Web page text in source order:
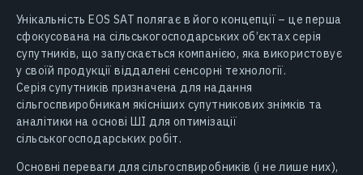
Унікальність EOS SAT полягає в його концепції – це перша
сфокусована на сільськогосподарських об’єктах серія
супутників, що запускається компанією, яка використовує
у своїй продукції віддалені сенсорні технології.
Серія супутників призначена для надання
сільгоспвиробникам якісніших супутникових знімків та
аналітики на основі ШІ для оптимізації
сільськогосподарських робіт.
Основні переваги для сільгоспвиробників (і не лише них),